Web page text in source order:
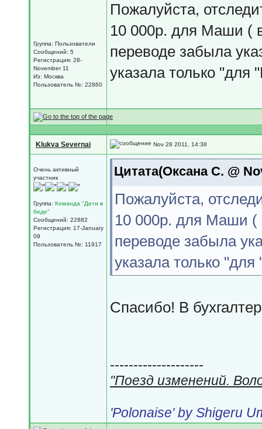
Группа: Пользователи
Сообщений: 5
Регистрация: 28-
November 11
Из: Москва
Пользователь №: 22860
Пожалуйста,
10 000р. для Маши (
переводе забыла
указала только
Klukva Severnai Nov 28 2011, 14:38
Очень активный
участник
Группа: Команда "Дети в
беде"
Сообщений: 22882
Регистрация: 17-January
09
Пользователь №: 11917
Цитата(Оксана С. @
Пожалуйста,
10 000р. для Маши (
переводе забыла
указала только
Спасибо! В
--------------------
"Поезд изменений.
'Polonaise' by Shigeru